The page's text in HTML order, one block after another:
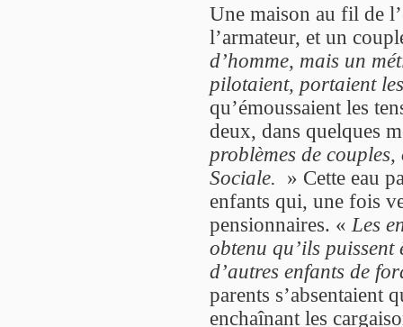
Une maison au fil de
l’armateur, et un
d’homme, mais un
pilotaient, portaient
qu’émoussaient les
deux, dans quelques
problèmes de
Sociale. » Cette eau
enfants qui, une fois
pensionnaires. « Les
obtenu qu’ils puissent
d’autres enfants de
parents s’absentaient
enchaînant les